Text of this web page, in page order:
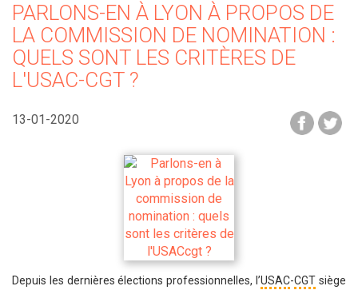
PARLONS-EN À LYON À PROPOS DE
LA COMMISSION DE NOMINATION :
QUELS SONT LES CRITÈRES DE
L'USAC-CGT ?
13-01-2020
Depuis les dernières élections professionnelles, l’USAC-CGT siège